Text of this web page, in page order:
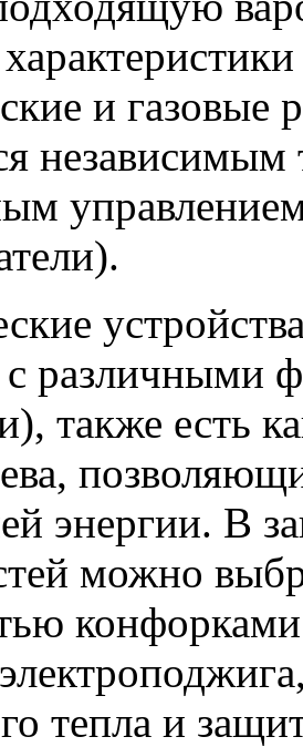
и газовые
различными
также есть
энергии. В
можно
тепла и